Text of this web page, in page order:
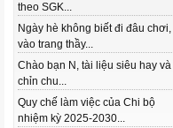
theo SGK...
Ngày hè không biết đi đâu chơi,
vào trang thầy...
Chào bạn N, tài liệu siêu hay và
chỉn chu...
Quy chế làm việc của Chi bộ
nhiệm kỳ 2025-2030...